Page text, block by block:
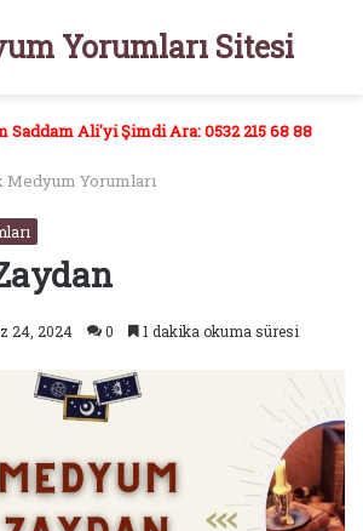
Yorumları Sitesi
Saddam Ali'yi Şimdi Ara: 0532 215 68 88
Medyum Yorumları
24, 2024 0 1 dakika okuma süresi